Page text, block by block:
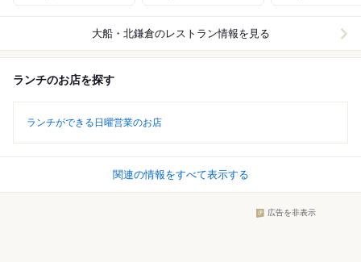
大船・北鎌倉のレストラン情報を見る
ランチのお店を探す
ランチができる日曜営業のお店
関連の情報をすべて表示する
広告を非表示